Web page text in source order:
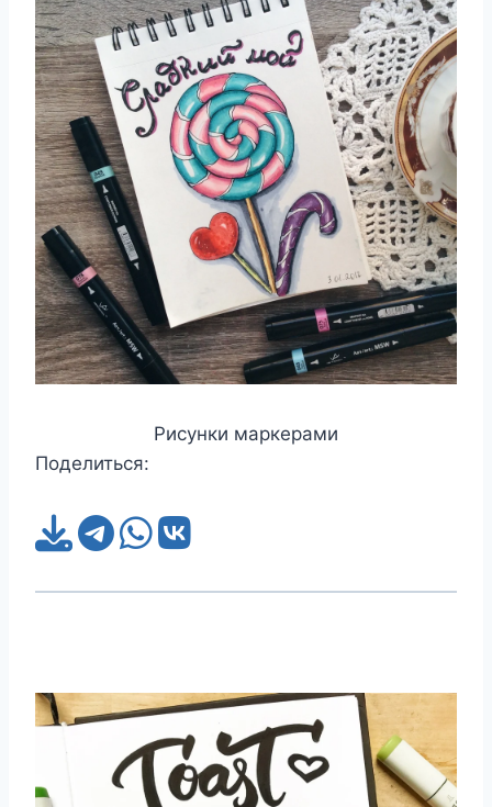
Рисунки маркерами
Поделиться: